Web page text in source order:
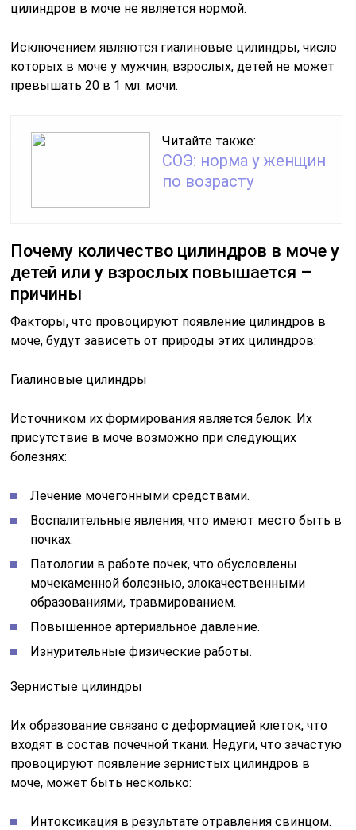
цилиндров в моче не является нормой.
Исключением являются гиалиновые цилиндры, число
которых в моче у мужчин, взрослых, детей не может
превышать 20 в 1 мл. мочи.
Читайте также:
СОЭ: норма у женщин
по возрасту
Почему количество цилиндров в моче у
детей или у взрослых повышается –
причины
Факторы, что провоцируют появление цилиндров в
моче, будут зависеть от природы этих цилиндров:
Гиалиновые цилиндры
Источником их формирования является белок. Их
присутствие в моче возможно при следующих
болезнях:
Лечение мочегонными средствами.
Воспалительные явления, что имеют место быть в
почках.
Патологии в работе почек, что обусловлены
мочекаменной болезнью, злокачественными
образованиями, травмированием.
Повышенное артериальное давление.
Изнурительные физические работы.
Зернистые цилиндры
Их образование связано с деформацией клеток, что
входят в состав почечной ткани. Недуги, что зачастую
провоцируют появление зернистых цилиндров в
моче, может быть несколько:
Интоксикация в результате отравления свинцом.